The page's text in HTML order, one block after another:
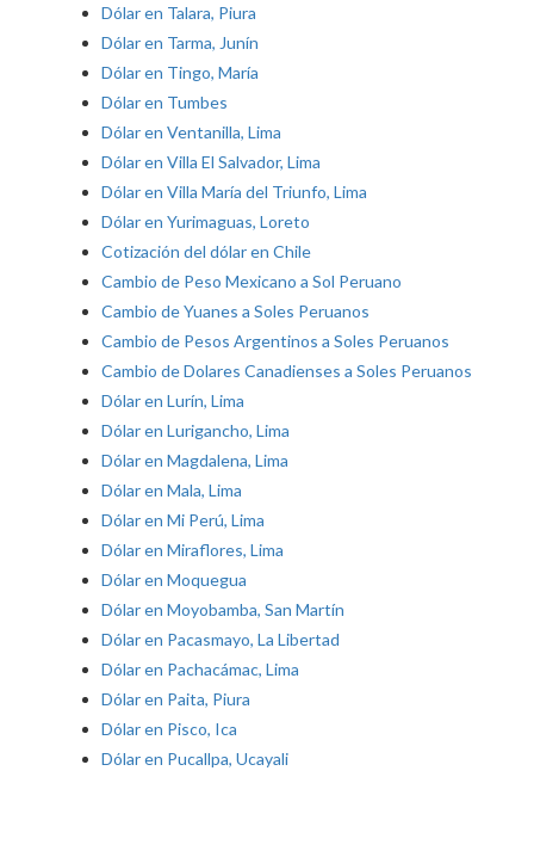
Dólar en Talara, Piura
Dólar en Tarma, Junín
Dólar en Tingo, María
Dólar en Tumbes
Dólar en Ventanilla, Lima
Dólar en Villa El Salvador, Lima
Dólar en Villa María del Triunfo, Lima
Dólar en Yurimaguas, Loreto
Cotización del dólar en Chile
Cambio de Peso Mexicano a Sol Peruano
Cambio de Yuanes a Soles Peruanos
Cambio de Pesos Argentinos a Soles Peruanos
Cambio de Dolares Canadienses a Soles Peruanos
Dólar en Lurín, Lima
Dólar en Lurigancho, Lima
Dólar en Magdalena, Lima
Dólar en Mala, Lima
Dólar en Mi Perú, Lima
Dólar en Miraflores, Lima
Dólar en Moquegua
Dólar en Moyobamba, San Martín
Dólar en Pacasmayo, La Libertad
Dólar en Pachacámac, Lima
Dólar en Paita, Piura
Dólar en Pisco, Ica
Dólar en Pucallpa, Ucayali